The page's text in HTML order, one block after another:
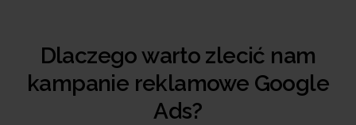
Dlaczego warto zlecić nam
kampanie reklamowe Google
Ads?